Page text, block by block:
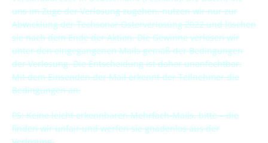
uns im Zuge der Verlosung zugehen, nutzen wir nur zur
Abwicklung der Techsonar Osterverlosung 2022 und löschen
sie nach dem Ende der Aktion. Die Gewinne verlosen wir
unter den eingegangenen Mails gemäß der Bedingungen
der Verlosung. Die Entscheidung ist daher unanfechtbar.
Mit dem Einsenden der Mail erkennt der Teilnehmer die
Bedingungen an.
PS: Keine leicht erkennbaren Mehrfach-Mails, bitte – die
finden wir unfair und werfen sie gnadenlos aus der